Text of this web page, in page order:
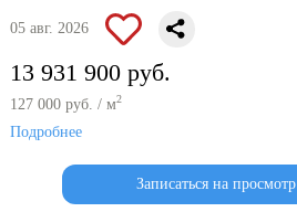
05 авг. 2026
13 931 900 руб.
127 000 руб. / м2
Подробнее
Записаться на просмотр